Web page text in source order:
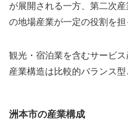
が展開される一方、第二次
の地場産業が一定の役割を担
観光・宿泊業を含むサービス
産業構造は比較的バランス型
洲本市の産業構成